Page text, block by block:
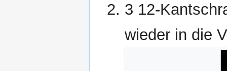
3 12-
wieder in die